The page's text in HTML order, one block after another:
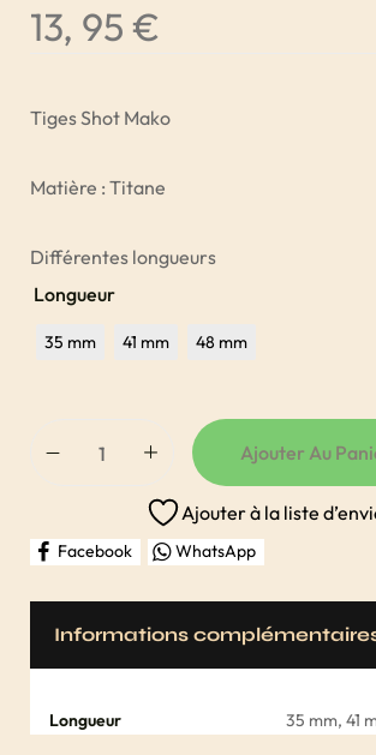
13, 95 €
Tiges Shot Mako
Matière : Titane
Différentes longueurs
Longueur
35 mm 41 mm 48 mm
Ajouter Au
Ajouter à la liste
Facebook WhatsApp
Informations
Longueur 35 mm, 41